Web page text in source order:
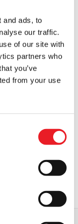
and ads, to
our traffic.
of our site with
partners who
you’ve
from your use
est
£.
- Masque de Michael